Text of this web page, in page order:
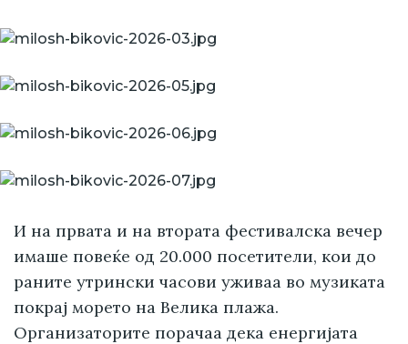
И на првата и на втората фестивалска вечер
имаше повеќе од 20.000 посетители, кои до
раните утрински часови уживаа во музиката
покрај морето на Велика плажа.
Организаторите порачаа дека енергијата